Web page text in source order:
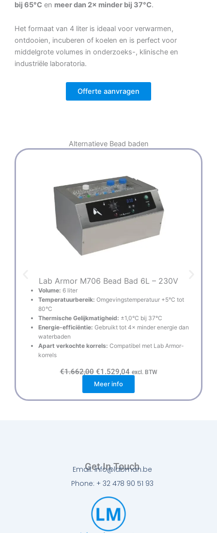
bij 65°C en meer dan 2× minder bij 37°C.
Het formaat van 4 liter is ideaal voor verwarmen,
ontdooien, incuberen of koelen en is perfect voor
middelgrote volumes in onderzoeks-, klinische en
industriële laboratoria.
Offerte aanvragen
Alternatieve Bead baden
Lab Armor M706 Bead Bad 6L – 230V
Volume: 6 liter
Temperatuurbereik: Omgevingstemperatuur +5°C tot
80°C
Thermische Gelijkmatigheid: ±1,0°C bij 37°C
Energie-efficiëntie: Gebruikt tot 4× minder energie dan
waterbaden
Apart verkochte korrels: Compatibel met Lab Armor-
korrels
€1.662,00 O
o
r
s
p
e
p
s
w
s
:
€1.529,04H
u
d
i
:
€
1
.
excl. BTW
Meer info
Get In Touch
Email: info@labman.be
Phone: + 32 478 90 51 93